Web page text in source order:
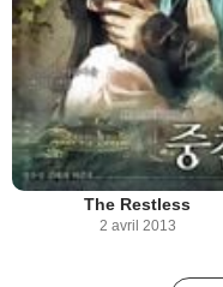
The Restless
2 avril 2013